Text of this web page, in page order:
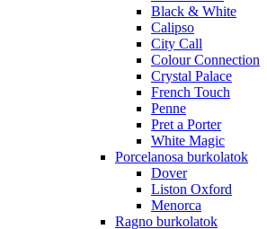
Black & White
Calipso
City Call
Colour Connection
Crystal Palace
French Touch
Penne
Pret a Porter
White Magic
Porcelanosa burkolatok
Dover
Liston Oxford
Menorca
Ragno burkolatok